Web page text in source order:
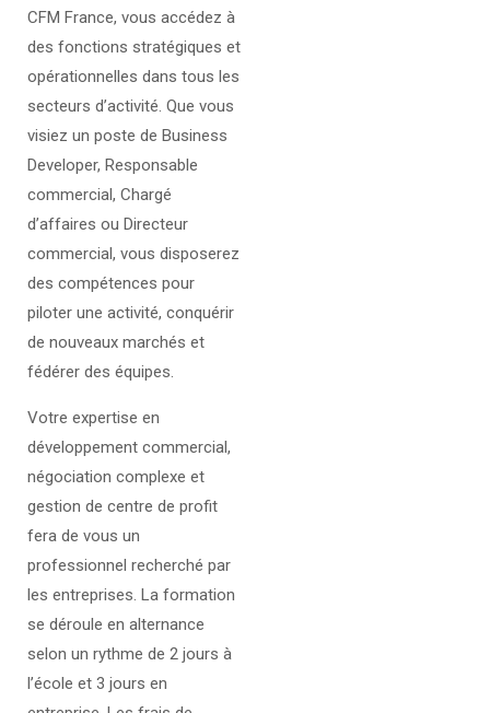
CFM France, vous accédez à
des fonctions stratégiques et
opérationnelles dans tous les
secteurs d’activité. Que vous
visiez un poste de Business
Developer, Responsable
commercial, Chargé
d’affaires ou Directeur
commercial, vous disposerez
des compétences pour
piloter une activité, conquérir
de nouveaux marchés et
fédérer des équipes.
Votre expertise en
développement commercial,
négociation complexe et
gestion de centre de profit
fera de vous un
professionnel recherché par
les entreprises. La formation
se déroule en alternance
selon un rythme de 2 jours à
l’école et 3 jours en